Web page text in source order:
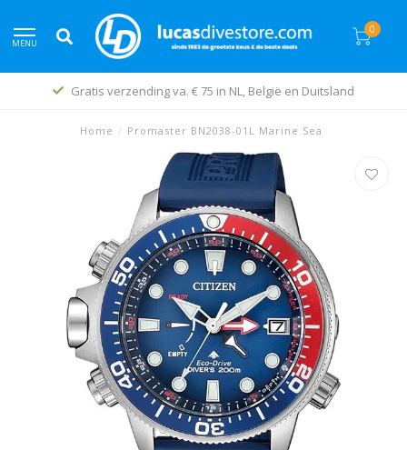
MENU
0
Gratis verzending va. € 75 in NL, België en Duitsland
Home / Promaster BN2038-01L Marine Sea